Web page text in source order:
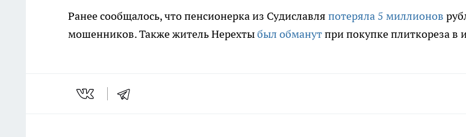
Ранее сообщалось, что пенсионерка из Судиславля потеряла 5 миллионов
мошенников. Также житель Нерехтыбыл обманутпри покупке плиткореза в